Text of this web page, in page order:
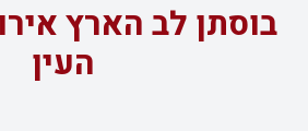
בוסתן לב הארץ
העין